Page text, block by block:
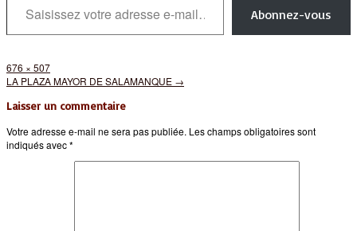
Abonnez-vous
Full
size
676 × 507
Post
LA PLAZA MAYOR DE SALAMANQUE →
Laisser un commentaire
Votre adresse e-mail ne sera pas publiée. Les champs obligatoires sont
indiqués avec*